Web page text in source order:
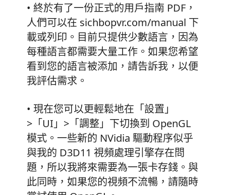
• 終於有了一份正式的用戶指南 PDF，
人們可以在 sichbopvr.com/manual 下
載或列印。目前只提供少數語言，因為
每種語言都需要大量工作。如果您希望
看到您的語言被添加，請告訴我，以便
我評估需求。
• 現在您可以更輕鬆地在「設置」
>「UI」>「調整」下切換到 OpenGL
模式。一些新的 NVidia 驅動程序似乎
與我的 D3D11 視頻處理引擎存在問
題，所以我將來需要為一張卡存錢。與
此同時，如果您的視頻不流暢，請隨時